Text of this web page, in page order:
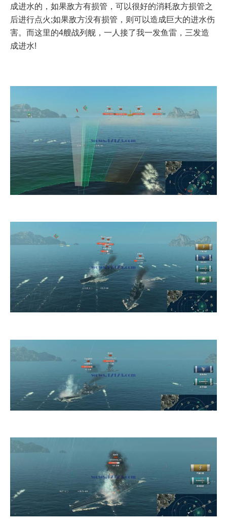
成进水的，如果敌方有损管，可以很好的消耗敌方损管之
后进行点火;如果敌方没有损管，则可以造成巨大的进水伤
害。而这里的4艘战列舰，一人接了我一发鱼雷，三发造
成进水!